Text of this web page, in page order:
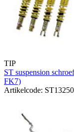
TIP
ST suspension
FK7)
Artikelcode: